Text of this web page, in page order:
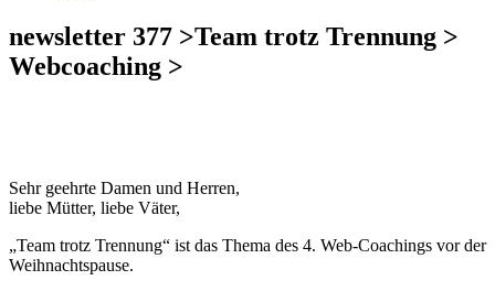
newsletter 377 >Team trotz Trennung >
Webcoaching >
Sehr geehrte Damen und Herren,
liebe Mütter, liebe Väter,
„Team trotz Trennung“ ist das Thema des 4. Web-Coachings vor der
Weihnachtspause.